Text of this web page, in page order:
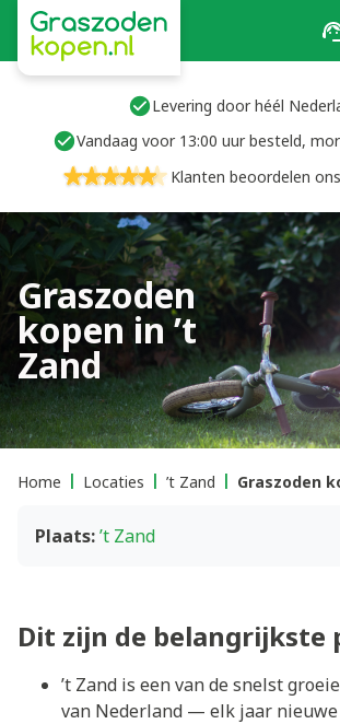
Levering door héél
Vandaag voor 13:00 uur besteld,
Klanten beoordelen
Graszoden
kopen in ’t
Zand
Home Locaties ’t Zand Graszoden
Plaats:’t Zand
Dit zijn de belangrijkste
’t Zand is een van de snelst
van Nederland — elk jaar